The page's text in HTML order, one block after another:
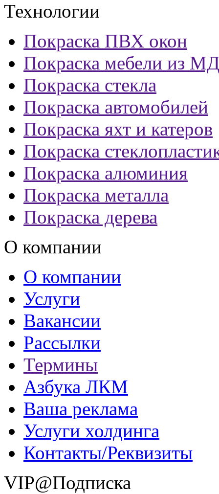
Технологии
Покраска ПВХ окон
Покраска мебели из
Покраска стекла
Покраска автомобилей
Покраска яхт и катеров
Покраска
Покраска алюминия
Покраска металла
Покраска дерева
О компании
О компании
Услуги
Вакансии
Рассылки
Термины
Азбука ЛКМ
Ваша реклама
Услуги холдинга
Контакты/Реквизиты
VIP@Подписка